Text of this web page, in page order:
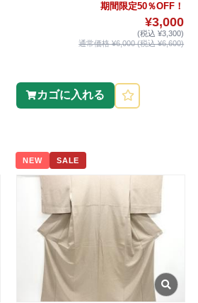
期間限定50％OFF！
¥3,000
(税込 ¥3,300)
通常価格 ¥6,000 (税込 ¥6,600)
カゴに入れる
NEW SALE